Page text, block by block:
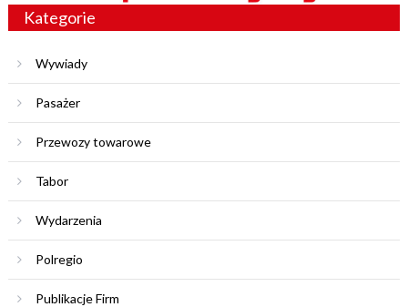
Kategorie
Wywiady
Pasażer
Przewozy towarowe
Tabor
Wydarzenia
Polregio
Publikacje Firm